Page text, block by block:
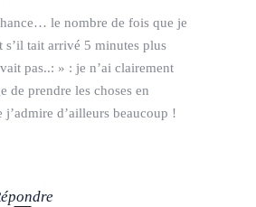
le nombre de fois que je
s’il tait arrivé 5 minutes plus
pas..: » : je n’ai clairement
de prendre les choses en
j’admire d’ailleurs beaucoup !